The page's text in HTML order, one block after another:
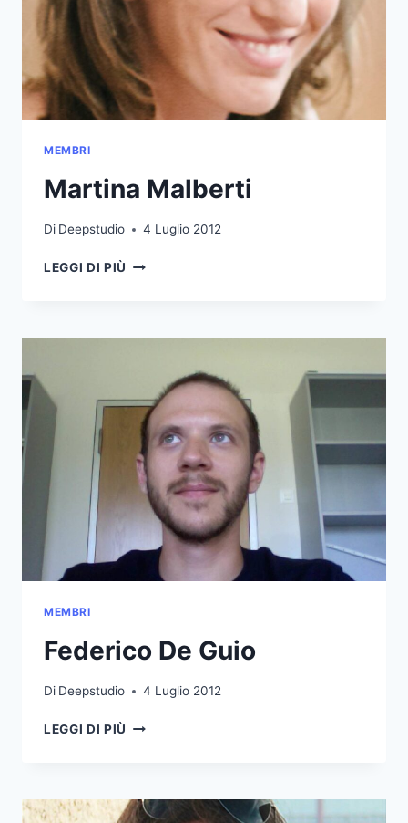
MEMBRI
Martina Malberti
Di Deepstudio 4 Luglio 2012
LEGGI DI PIÙ MARTINA
MEMBRI
Federico De Guio
Di Deepstudio 4 Luglio 2012
LEGGI DI PIÙ FEDERICO